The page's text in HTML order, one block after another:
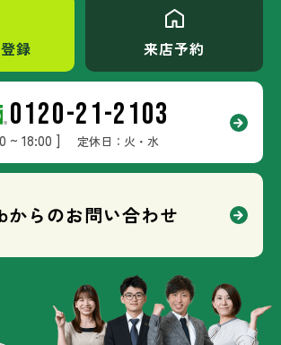
録 来店予約
0120-21-2103
~ 18:00 ] 定休日：火・水
からのお問い合わせ